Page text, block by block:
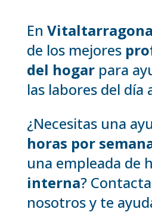
En Vitaltarragona
de los mejores
del hogarpara
las labores del día
¿Necesitas una
horas por
una empleada de
interna?
nosotros y te